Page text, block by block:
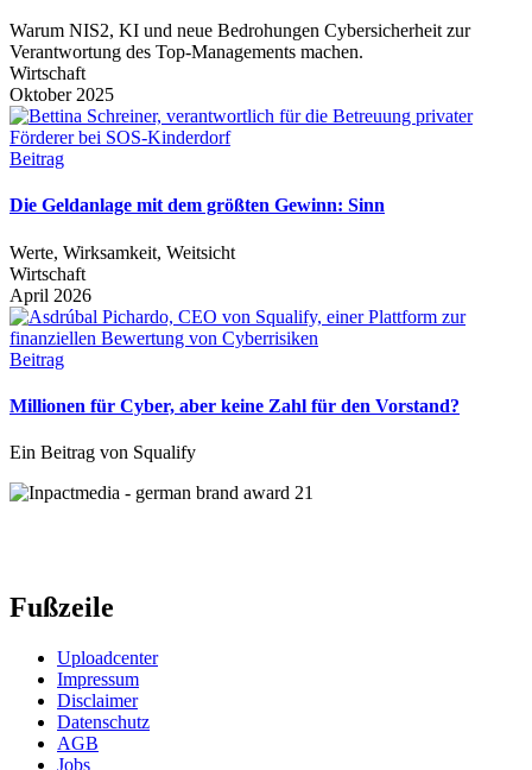
Warum NIS2, KI und neue Bedrohungen Cybersicherheit zur
Verantwortung des Top-Managements machen.
Wirtschaft
Oktober 2025
Beitrag
Die Geldanlage mit dem größten Gewinn: Sinn
Werte, Wirksamkeit, Weitsicht
Wirtschaft
April 2026
Beitrag
Millionen für Cyber, aber keine Zahl für den Vorstand?
Ein Beitrag von Squalify
Fußzeile
Uploadcenter
Impressum
Disclaimer
Datenschutz
AGB
Jobs